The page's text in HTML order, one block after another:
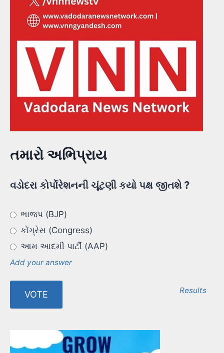
તમારો અભિપ્રાય
વડોદરા કોર્પોરેશનની ચૂંટણી કયો પક્ષ જીતશે ?
ભાજપ (BJP)
કોંગ્રેસ (Congress)
આમ આદમી પાર્ટી (AAP)
Add your answer
Results